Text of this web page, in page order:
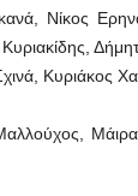
Νίκος
Κυριάκος